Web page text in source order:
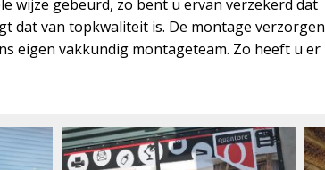
wijze gebeurd, zo bent u ervan verzekerd dat
dat van topkwaliteit is. De montage verzorgen
eigen vakkundig montageteam. Zo heeft u er